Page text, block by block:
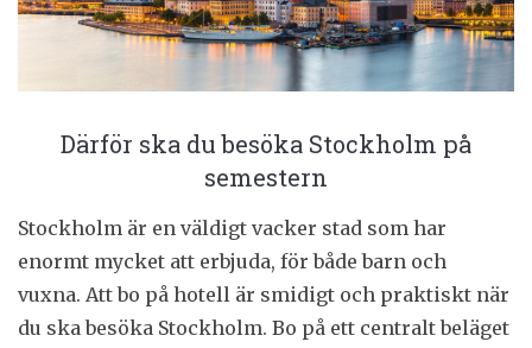
Därför ska du besöka Stockholm på
semestern
Stockholm är en väldigt vacker stad som har
enormt mycket att erbjuda, för både barn och
vuxna. Att bo på hotell är smidigt och praktiskt när
du ska besöka Stockholm. Bo på ett centralt beläget